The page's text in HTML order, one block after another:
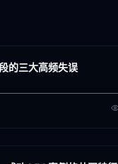
的三大高频失误